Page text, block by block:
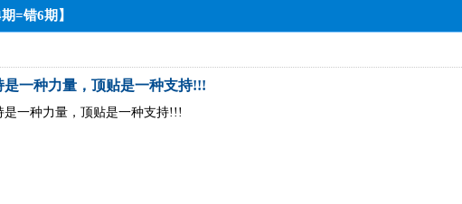
=错6期】
一种力量，顶贴是一种支持!!!
是一种力量，顶贴是一种支持!!!